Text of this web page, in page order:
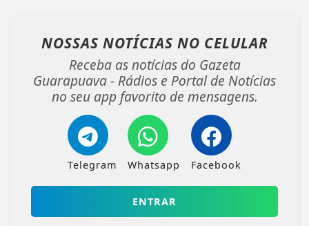
NOSSAS NOTÍCIAS NO CELULAR
Receba as notícias do Gazeta
Guarapuava - Rádios e Portal de Notícias
no seu app favorito de mensagens.
Telegram Whatsapp Facebook
ENTRAR